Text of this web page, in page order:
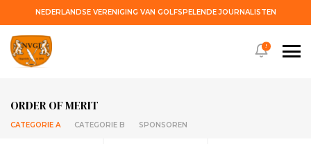
NEDERLANDSE VERENIGING VAN GOLFSPELENDE JOURNALISTEN
ORDER OF MERIT
CATEGORIE A CATEGORIE B SPONSOREN
!